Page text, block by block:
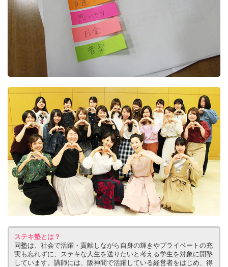
ステキ塾とは？
同塾は、社会で活躍・貢献しながら自身の輝きやプライベートの充
実も忘れずに、ステキな人生を送りたいと考える学生を対象に開塾
しています。講師には、阪神間で活躍している経営者をはじめ、得